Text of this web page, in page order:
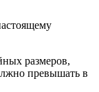
размеров,
превышать в